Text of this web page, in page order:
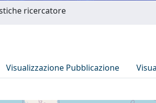
ricercatore
Visualizzazione Pubblicazione